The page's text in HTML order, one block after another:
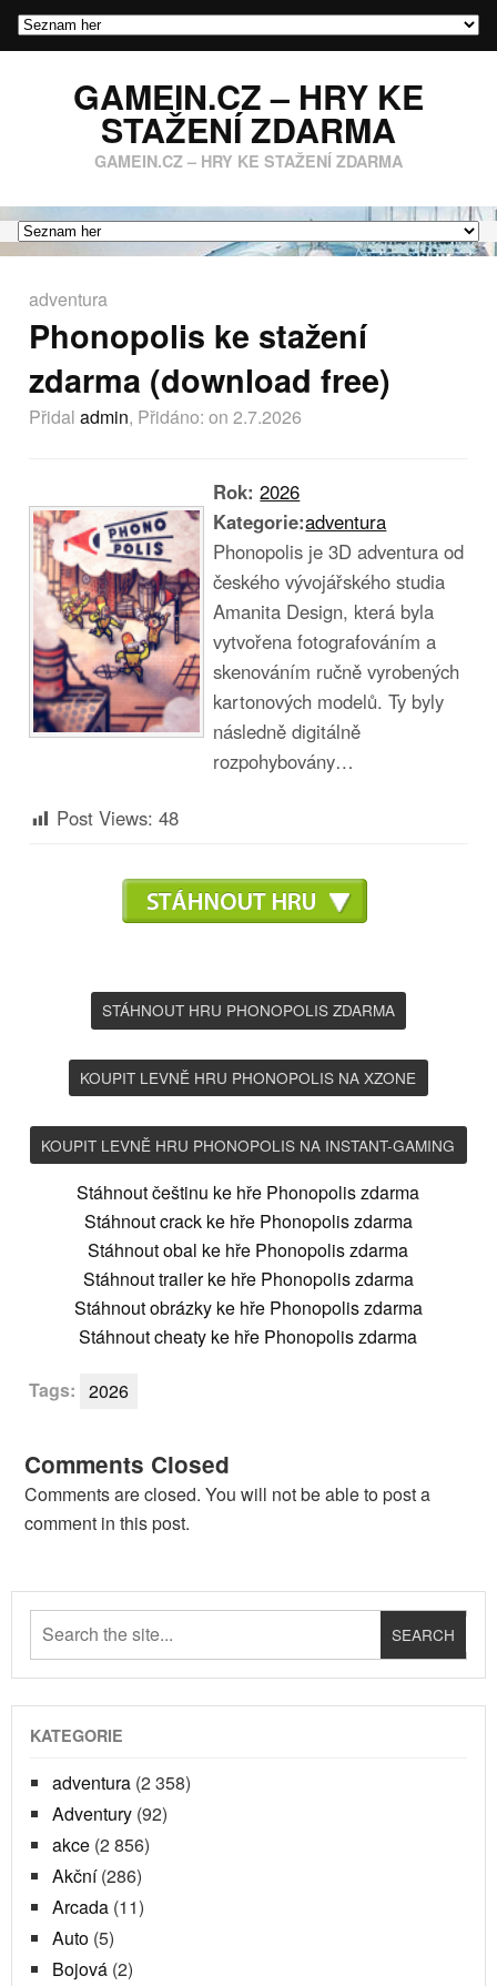
GAMEIN.CZ – HRY KE
STAŽENÍ ZDARMA
GAMEIN.CZ – HRY KE STAŽENÍ ZDARMA
adventura
Phonopolis ke stažení
zdarma (download free)
Přidal admin, Přidáno: on 2.7.2026
Rok:2026
Kategorie:adventura
Phonopolis je 3D adventura od
českého vývojářského studia
Amanita Design, která byla
vytvořena fotografováním a
skenováním ručně vyrobených
kartonových modelů. Ty byly
následně digitálně
rozpohybovány…
Post Views: 48
STÁHNOUT HRU PHONOPOLIS ZDARMA
KOUPIT LEVNĚ HRU PHONOPOLIS NA XZONE
KOUPIT LEVNĚ HRU PHONOPOLIS NA INSTANT-GAMING
Stáhnout češtinu ke hře Phonopolis zdarma
Stáhnout crack ke hře Phonopolis zdarma
Stáhnout obal ke hře Phonopolis zdarma
Stáhnout trailer ke hře Phonopolis zdarma
Stáhnout obrázky ke hře Phonopolis zdarma
Stáhnout cheaty ke hře Phonopolis zdarma
Tags: 2026
Comments Closed
Comments are closed. You will not be able to post a
comment in this post.
KATEGORIE
adventura (2 358)
Adventury (92)
akce (2 856)
Akční(286)
Arcada (11)
Auto (5)
Bojová (2)